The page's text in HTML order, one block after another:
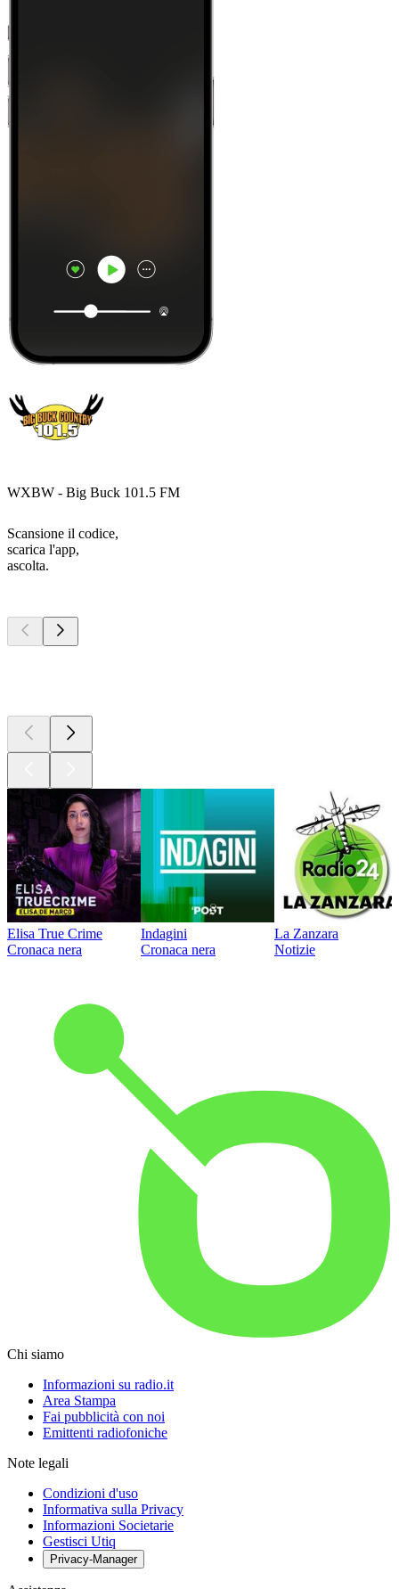
WXBW - Big Buck 101.5 FM
Scansione il codice,
scarica l'app,
ascolta.
Elisa True Crime
Cronaca nera
Indagini
Cronaca nera
La Zanzara
Notizie
Chi siamo
Informazioni su radio.it
Area Stampa
Fai pubblicità con noi
Emittenti radiofoniche
Note legali
Condizioni d'uso
Informativa sulla Privacy
Informazioni Societarie
Gestisci Utiq
Privacy-Manager